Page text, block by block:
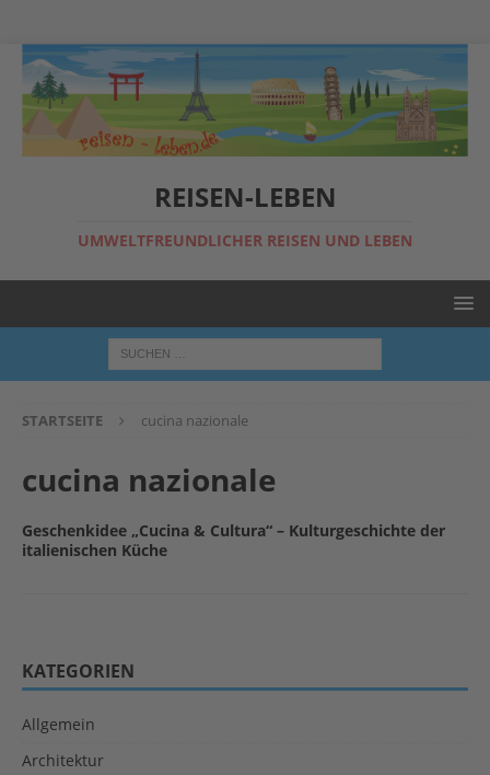
REISEN-LEBEN
UMWELTFREUNDLICHER REISEN UND LEBEN
STARTSEITE cucina nazionale
cucina nazionale
Geschenkidee „Cucina & Cultura“ – Kulturgeschichte der
italienischen Küche
KATEGORIEN
Allgemein
Architektur